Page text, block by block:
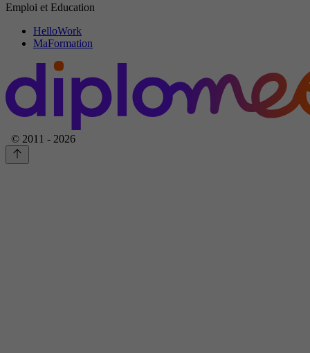
Emploi et Education
HelloWork
MaFormation
© 2011 - 2026